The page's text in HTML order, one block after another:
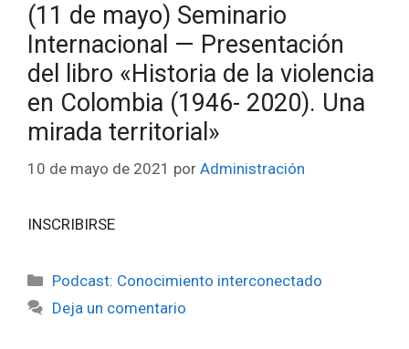
(11 de mayo) Seminario
Internacional — Presentación
del libro «Historia de la violencia
en Colombia (1946- 2020). Una
mirada territorial»
10 de mayo de 2021 por Administración
INSCRIBIRSE
Categorías
Podcast: Conocimiento interconectado
Deja un comentario